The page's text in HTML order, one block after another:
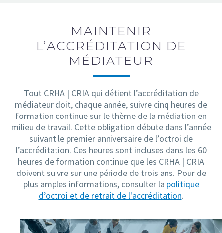
MAINTENIR
L’ACCRÉDITATION DE
MÉDIATEUR
Tout CRHA | CRIA qui détient l’accréditation de
médiateur doit, chaque année, suivre cinq heures de
formation continue sur le thème de la médiation en
milieu de travail. Cette obligation débute dans l’année
suivant le premier anniversaire de l’octroi de
l’accréditation. Ces heures sont incluses dans les 60
heures de formation continue que les CRHA | CRIA
doivent suivre sur une période de trois ans. Pour de
plus amples informations, consulter la politique
d’octroi et de retrait de l'accréditation.